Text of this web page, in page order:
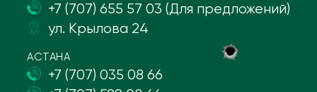
+7 (707) 655 57 03 (Для предложений)
ул. Крылова 24
АСТАНА
+7 (707) 035 08 66